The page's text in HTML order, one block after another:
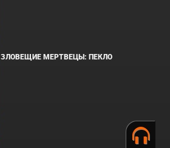
ЗЛОВЕЩИЕ МЕРТВЕЦЫ: ПЕКЛО